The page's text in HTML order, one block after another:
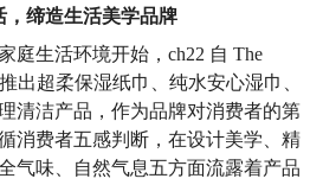
，缔造生活美学品牌
庭生活环境开始，ch22 自 The
出超柔保湿纸巾、纯水安心湿巾、
清洁产品，作为品牌对消费者的第
消费者五感判断，在设计美学、精
气味、自然气息五方面流露着产品